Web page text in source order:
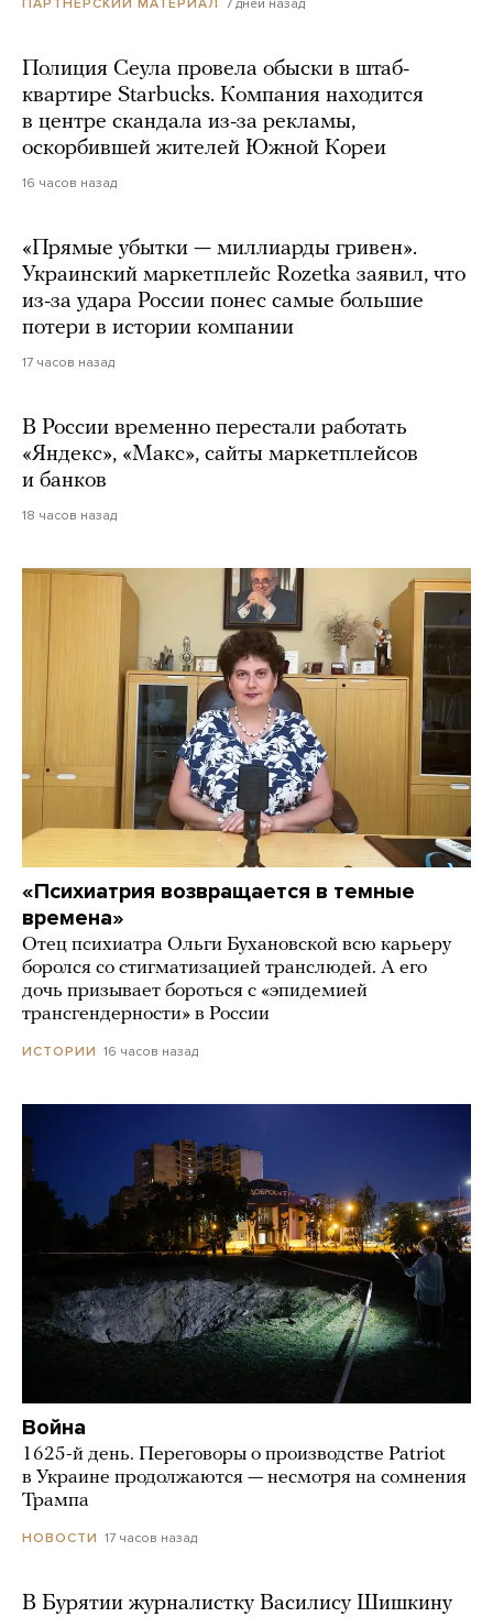
Полиция Сеула провела обыски в штаб-
квартире Starbucks. Компания находится
в центре скандала из-за рекламы,
оскорбившей жителей Южной Кореи
16 часов назад
«Прямые убытки — миллиарды гривен».
Украинский маркетплейс Rozetka заявил, что
из-за удара России понес самые большие
потери в истории компании
17 часов назад
В России временно перестали работать
«Яндекс», «Макс», сайты маркетплейсов
и банков
18 часов назад
«Психиатрия возвращается в темные
времена»
Отец психиатра Ольги Бухановской всю карьеру
боролся со стигматизацией транслюдей. А его
дочь призывает бороться с «эпидемией
трансгендерности» в России
ИСТОРИИ 16 часов назад
Война
1625-й день. Переговоры о производстве Patriot
в Украине продолжаются — несмотря на сомнения
Трампа
НОВОСТИ 17 часов назад
В Бурятии журналистку Василису Шишкину